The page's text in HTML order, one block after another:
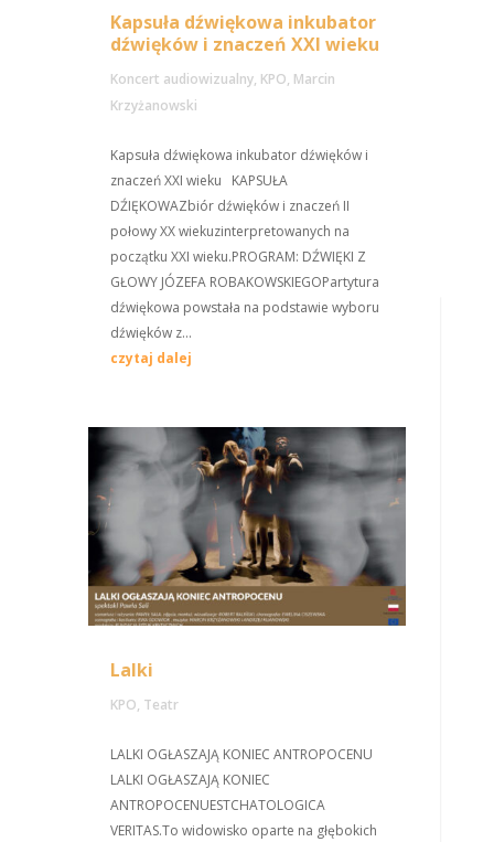
Kapsuła dźwiękowa inkubator
dźwięków i znaczeń XXI wieku
Koncert audiowizualny, KPO, Marcin
Krzyżanowski
Kapsuła dźwiękowa inkubator dźwięków i
znaczeń XXI wieku KAPSUŁA
DŹIĘKOWAZbiór dźwięków i znaczeń II
połowy XX wiekuzinterpretowanych na
początku XXI wieku.PROGRAM: DŹWIĘKI Z
GŁOWY JÓZEFA ROBAKOWSKIEGOPartytura
dźwiękowa powstała na podstawie wyboru
dźwięków z...
czytaj dalej
Lalki
KPO, Teatr
LALKI OGŁASZAJĄ KONIEC ANTROPOCENU
LALKI OGŁASZAJĄ KONIEC
ANTROPOCENUESTCHATOLOGICA
VERITAS.To widowisko oparte na głębokich